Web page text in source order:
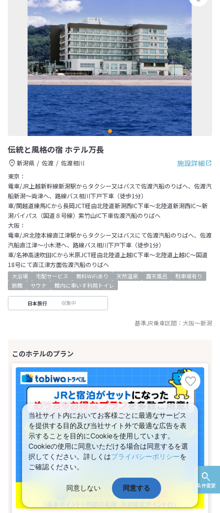
条件変更
伝統と風格の宿 ホテル万長
施設詳細
新潟県 佐渡
佐渡相川
東京：
電車/JR上越新幹線新潟駅からタクシー又はバスで佐渡汽船のりばへ、佐渡汽
船新潟～両津へ、路線バス相川下戸下車（徒歩1分）
車/関越道練馬ICから長岡JCT経由北陸道新潟西IC下車～北陸道新潟西IC～新
潟バイパス（国道８号線）紫竹山IC下車佐渡汽船のりばへ
大阪：
電車/JR北陸本線直江津駅からタクシー又はバスにて佐渡汽船のりばへ、佐渡
汽船直江津～小木港へ、路線バス相川下戸下車（徒歩1分）
車/名神高速吹田ICから米原JCT経由北陸道上越IC下車～北陸道上越IC～国道
18号にて直江津方面佐渡汽船のりばへ
大浴場 宅配サービス 無料WiFiあり 天然温泉 露天風呂
駐車場有り
旅館
サウナ 館内に車いす利用トイレ
日本旅行 収集中
基準JR乗車区間： 大阪～新潟
当社サイト内においてお客様ごとに最適なサービス
を提供する目的及び当社サイト外で最適な広告を表
示することを目的にCookieを使用しています。
Cookieの使用に同意いただける場合は同意するを選
択してください。詳しくはプライバシーポリシーを
ご確認ください。
同意しない 同意する